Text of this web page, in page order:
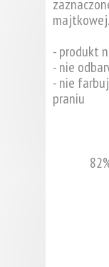
majtkowej.
- produkt
- nie
- nie
praniu